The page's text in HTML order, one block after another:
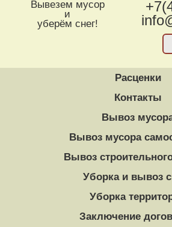
Вывезем мусор
и
уберём снег!
Расценки
Контакты
Вывоз
Вывоз мусора
Вывоз
Уборка и вывоз
Уборка
Заключение